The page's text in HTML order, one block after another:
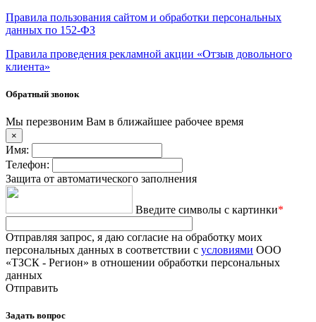
Правила пользования сайтом и обработки персональных
данных по 152-ФЗ
Правила проведения рекламной акции «Отзыв довольного
клиента»
Обратный звонок
Мы перезвоним Вам в ближайшее рабочее время
×
Имя:
Телефон:
Защита от автоматического заполнения
Введите символы с картинки*
Отправляя запрос, я даю согласие на обработку моих
персональных данных в соответствии с условиями ООО
«ТЗСК - Регион» в отношении обработки персональных
данных
Отправить
Задать вопрос